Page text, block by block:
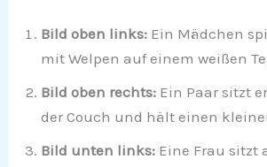
Bild oben links: Ein Mädchen
mit Welpen auf einem weißen
Bild oben rechts: Ein Paar sitzt
der Couch und hält einen
Bild unten links: Eine Frau sitzt